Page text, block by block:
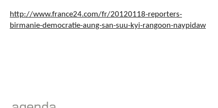
http://www.france24.com/fr/20120118-reporters-
birmanie-democratie-aung-san-suu-kyi-rangoon-naypidaw